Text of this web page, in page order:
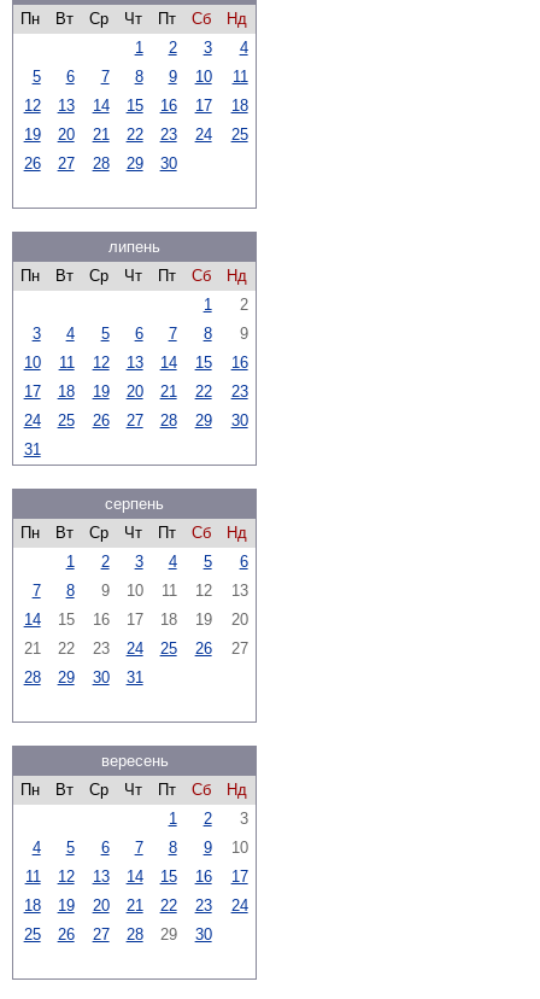
Пн
Вт Ср Чт Пт Сб
Нд
1
2 3
4
5
6 7 8 9 10
11
12
13 14 15 16 17
18
19
20 21 22 23 24
25
26
27 28 29 30
липень
Пн
Вт Ср Чт Пт Сб
Нд
1
2
3
4 5 6 7 8
9
10
11 12 13 14 15
16
17
18 19 20 21 22
23
24
25 26 27 28 29
30
31
серпень
Пн
Вт Ср Чт Пт Сб
Нд
1
2 3 4 5
6
7
8 9 10 11 12
13
14
15 16 17 18 19
20
21
22 23 24 25 26
27
28
29 30 31
вересень
Пн
Вт Ср Чт Пт Сб
Нд
1
2
3
4
5 6 7 8 9
10
11
12 13 14 15 16
17
18
19 20 21 22 23
24
25
26 27 28 29 30